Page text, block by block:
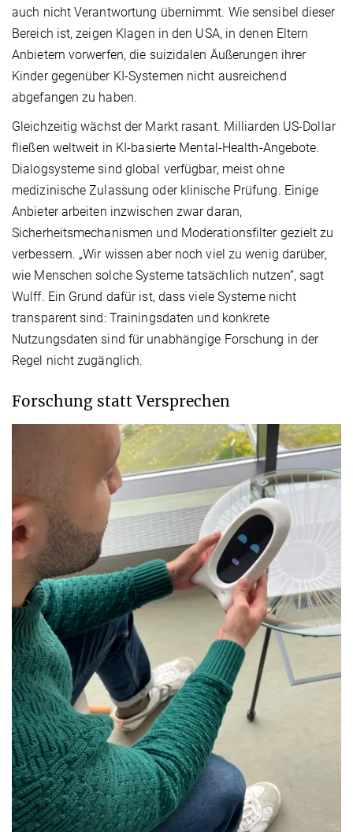
auch nicht Verantwortung übernimmt. Wie sensibel dieser
Bereich ist, zeigen Klagen in den USA, in denen Eltern
Anbietern vorwerfen, die suizidalen Äußerungen ihrer
Kinder gegenüber KI-Systemen nicht ausreichend
abgefangen zu haben.
Gleichzeitig wächst der Markt rasant. Milliarden US-Dollar
fließen weltweit in KI-basierte Mental-Health-Angebote.
Dialogsysteme sind global verfügbar, meist ohne
medizinische Zulassung oder klinische Prüfung. Einige
Anbieter arbeiten inzwischen zwar daran,
Sicherheitsmechanismen und Moderationsfilter gezielt zu
verbessern. „Wir wissen aber noch viel zu wenig darüber,
wie Menschen solche Systeme tatsächlich nutzen“, sagt
Wulff. Ein Grund dafür ist, dass viele Systeme nicht
transparent sind: Trainingsdaten und konkrete
Nutzungsdaten sind für unabhängige Forschung in der
Regel nicht zugänglich.
Forschung statt Versprechen